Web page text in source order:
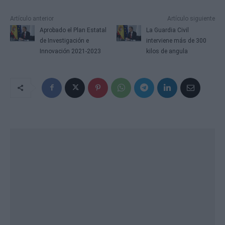
Artículo anterior
Aprobado el Plan Estatal
de Investigación e
Innovación 2021-2023
Artículo siguiente
La Guardia Civil
interviene más de 300
kilos de angula